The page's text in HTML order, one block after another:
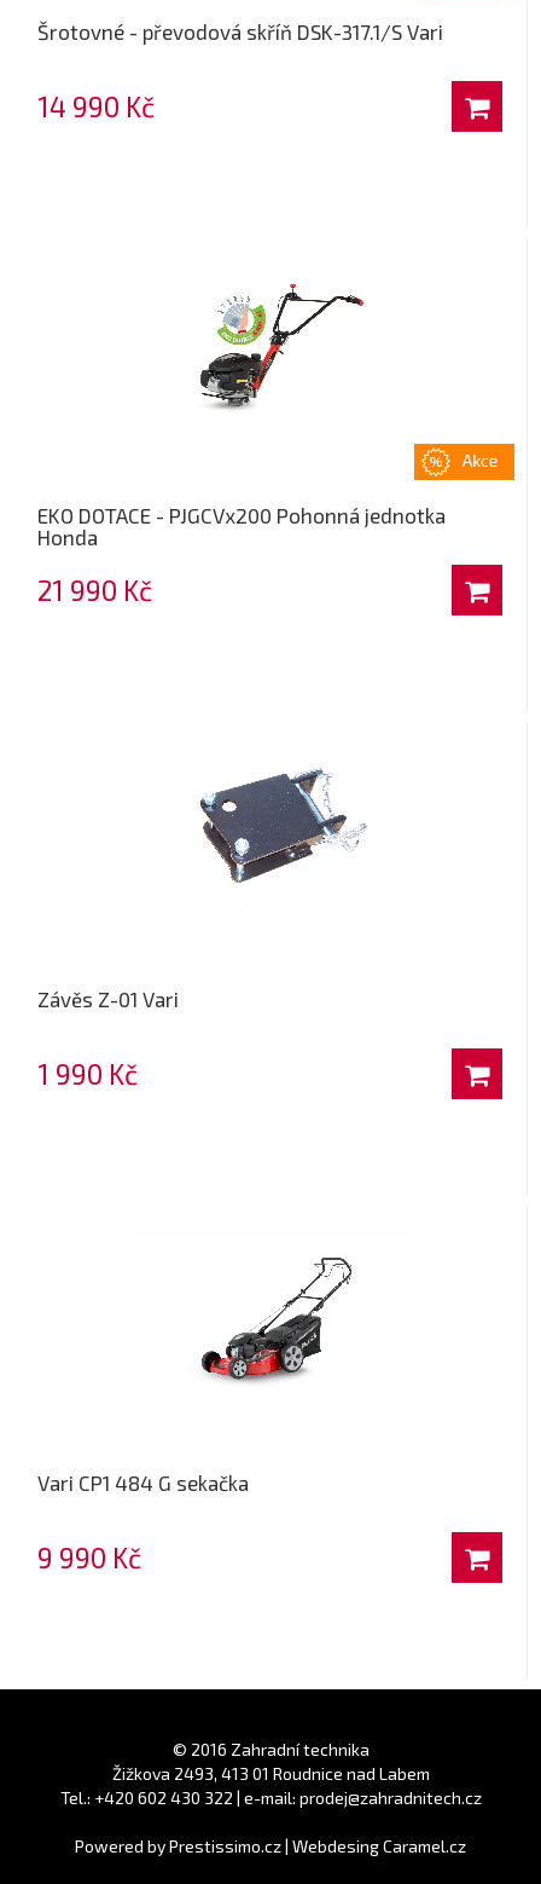
Šrotovné - převodová skříň DSK-317.1/S Vari
14 990 Kč
EKO DOTACE - PJGCVx200 Pohonná jednotka
Honda
21 990 Kč
Závěs Z-01 Vari
1 990 Kč
Vari CP1 484 G sekačka
9 990 Kč
© 2016 Zahradní technika
Žižkova 2493, 413 01 Roudnice nad Labem
Tel.: +420 602 430 322 | e-mail: prodej@zahradnitech.cz
Powered byPrestissimo.cz| Webdesing Caramel.cz